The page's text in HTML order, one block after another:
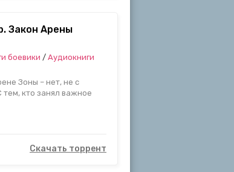
Закон Арены
боевики / Аудиокниги
Зоны – нет, не с
кто занял важное
Скачать торрент